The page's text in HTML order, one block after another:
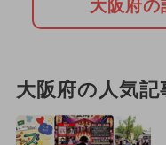
大阪府の
大阪府の人気